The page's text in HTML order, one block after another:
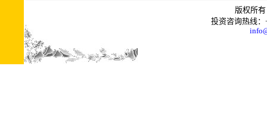
版权所
投资咨询热线：